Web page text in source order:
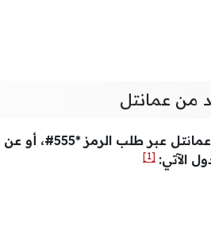
من عمانتل
عبر طلب الرمز
الآتي: [1]